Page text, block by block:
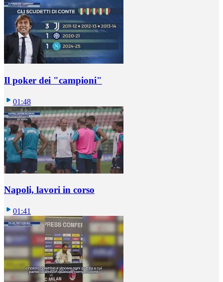
Il poker dei "campioni"
01:48
Napoli, lavori in corso
01:41